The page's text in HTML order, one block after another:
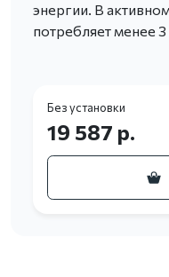
энергии. В
потребляет менее
Без установки
19 587 р.